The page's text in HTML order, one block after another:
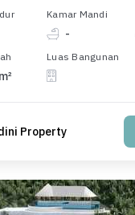
Kamar Mandi
-
Luas Bangunan
Property